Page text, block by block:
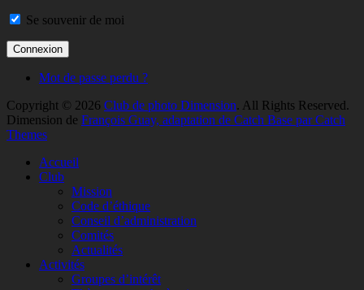
Se souvenir de moi
Mot de passe perdu ?
Copyright © 2026 Club de photo Dimension. All Rights Reserved.
Dimension de François Guay, adaptation de Catch Base par Catch
Themes
remonterAccueil
Club
Mission
Code d’éthique
Conseil d’administration
Comités
Actualités
Activités
Groupes d’intérêt